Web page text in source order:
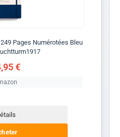
Pages Numérotées Bleu
€